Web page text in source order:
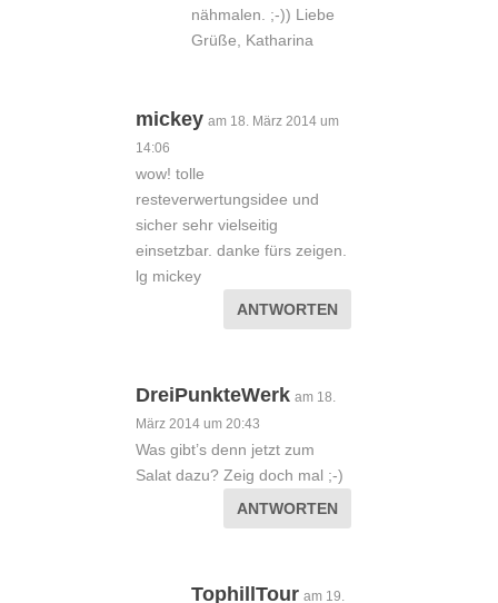
nähmalen. ;-)) Liebe
Grüße, Katharina
mickey am 18. März 2014 um
14:06
wow! tolle
resteverwertungsidee und
sicher sehr vielseitig
einsetzbar. danke fürs zeigen.
lg mickey
ANTWORTEN
DreiPunkteWerk am 18.
März 2014 um 20:43
Was gibt’s denn jetzt zum
Salat dazu? Zeig doch mal ;-)
ANTWORTEN
TophillTour am 19.